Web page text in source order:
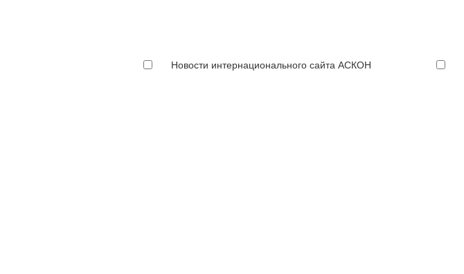
Новости интернационального сайта АСКОН